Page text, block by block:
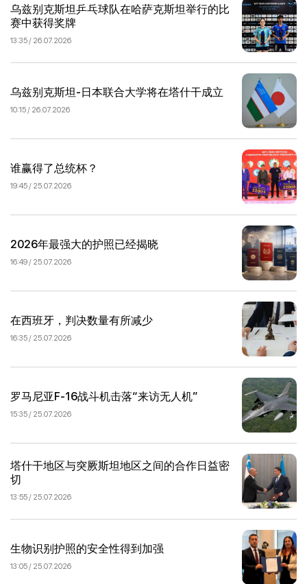
乌兹别克斯坦乒乓球队在哈萨克斯坦举行的比
赛中获得奖牌
13:35 / 26.07.2026
乌兹别克斯坦-日本联合大学将在塔什干成立
10:15 / 26.07.2026
谁赢得了总统杯？
19:45 / 25.07.2026
2026年最强大的护照已经揭晓
16:49 / 25.07.2026
在西班牙，判决数量有所减少
16:35 / 25.07.2026
罗马尼亚F-16战斗机击落“来访无人机”
15:35 / 25.07.2026
塔什干地区与突厥斯坦地区之间的合作日益密
切
13:55 / 25.07.2026
生物识别护照的安全性得到加强
13:05 / 25.07.2026